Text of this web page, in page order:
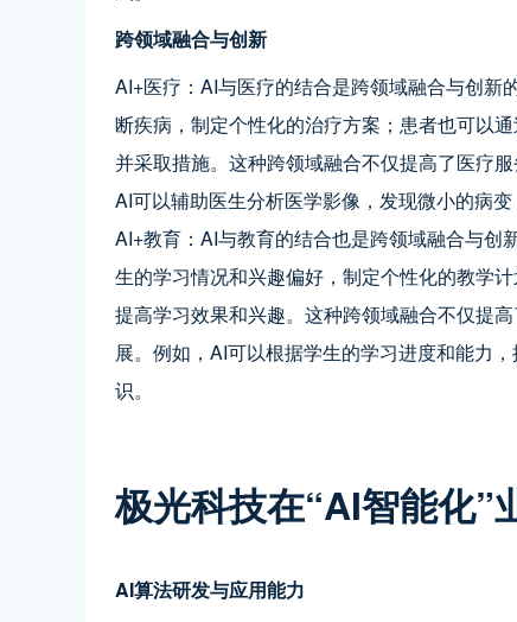
跨领域融合与创新
AI+医疗：AI与医疗的结合是跨领域融合与创
断疾病，制定个性化的治疗方案；患者也可以
并采取措施。这种跨领域融合不仅提高了医疗
AI可以辅助医生分析医学影像，发现微小的病变
AI+教育：AI与教育的结合也是跨领域融合与创
生的学习情况和兴趣偏好，制定个性化的教学
提高学习效果和兴趣。这种跨领域融合不仅提
展。例如，AI可以根据学生的学习进度和能力
识。
极光科技在“AI智能化”
AI算法研发与应用能力